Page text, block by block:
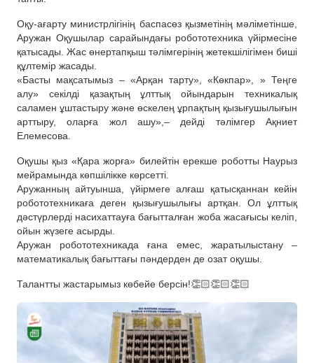
Оқу-ағарту министрлігінің баспасөз қызметінің мәліметінше,
Аружан Оқушылар сарайындағы робототехника үйірмесіне
қатысады. Жас өнертапқыш тәлімгерінің жетекшілігімен биші
құлтемір жасады.
«Басты мақсатымыз – «Арқан тарту», «Көкпар», » Теңге
алу» секілді қазақтың ұлттық ойындарын техникалық
саламен ұштастыру және өскелең ұрпақтың қызығушылығын
арттыру, оларға жол ашу»,– дейді тәлімгер Ақниет
Елемесова.
Оқушы қыз «Қара жорға» билейтін ерекше роботты Наурыз
мейрамында көпшілікке көрсетті.
Аружанның айтуынша, үйірмеге алғаш қатысқаннан кейін
робототехникаға деген қызығушылығы артқан. Ол ұлттық
дәстүрлерді насихаттауға бағытталған жоба жасағысы келіп,
ойын жүзеге асырды.
Аружан робототехникада ғана емес, жаратылыстану –
математикалық бағыттағы пәндерден де озат оқушы.
Талантты жастарымыз көбейе берсін!👏🏻👏🏻👏🏻